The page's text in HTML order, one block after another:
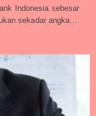
Indonesia sebesar
sekadar angka…